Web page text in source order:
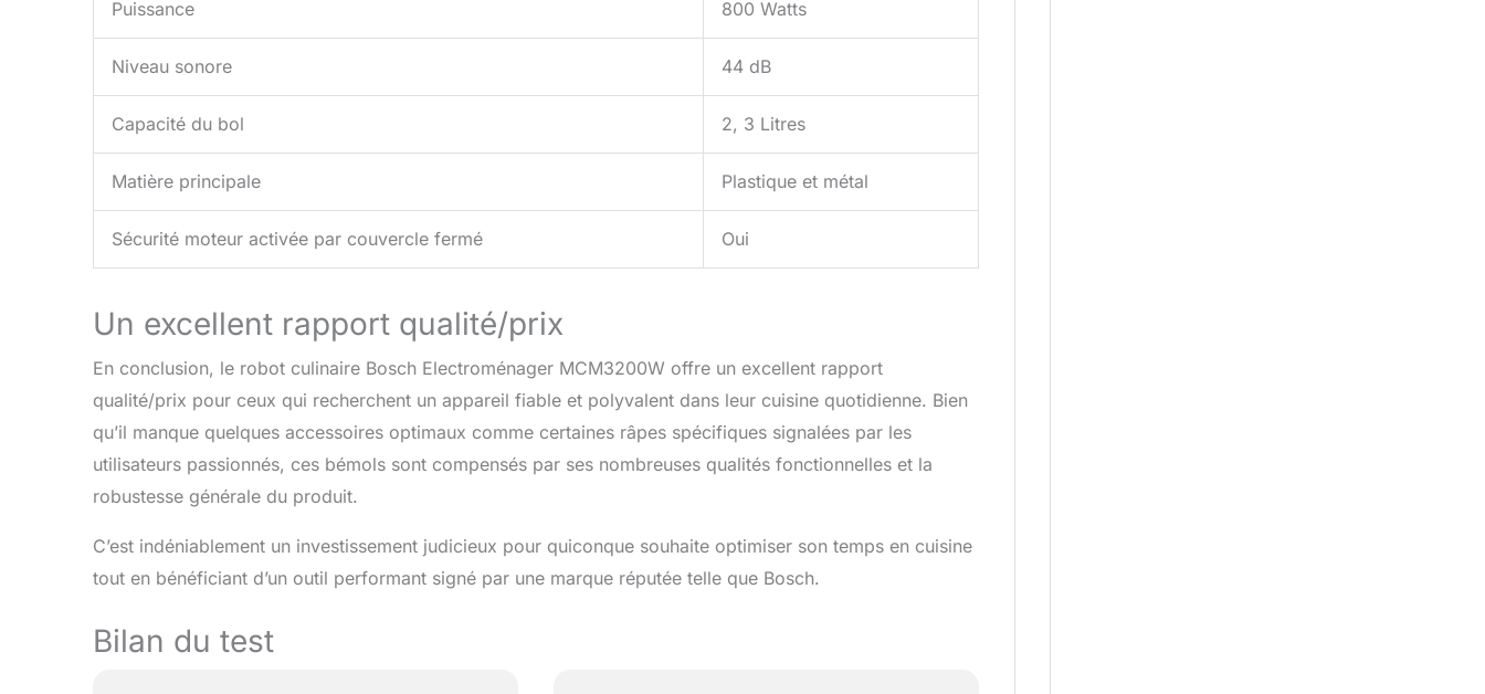
Puissance 800 Watts
Niveau sonore 44 dB
Capacité du bol 2, 3 Litres
Matière principale Plastique et métal
Sécurité moteur activée par couvercle fermé Oui
Un excellent rapport qualité/prix
En conclusion, le robot culinaire Bosch Electroménager MCM3200W offre un excellent rapport
qualité/prix pour ceux qui recherchent un appareil fiable et polyvalent dans leur cuisine quotidienne. Bien
qu’il manque quelques accessoires optimaux comme certaines râpes spécifiques signalées par les
utilisateurs passionnés, ces bémols sont compensés par ses nombreuses qualités fonctionnelles et la
robustesse générale du produit.
C’est indéniablement un investissement judicieux pour quiconque souhaite optimiser son temps en cuisine
tout en bénéficiant d’un outil performant signé par une marque réputée telle que Bosch.
Bilan du test